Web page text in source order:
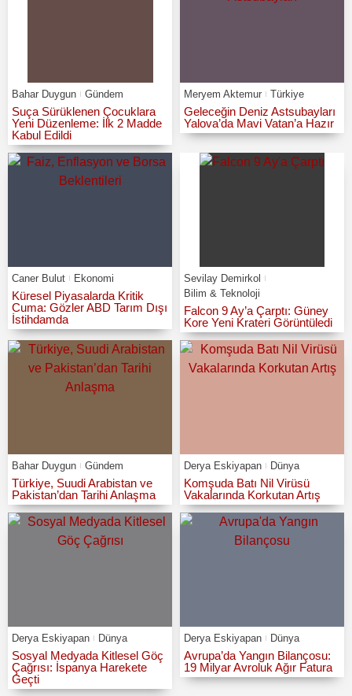
Bahar Duygun Gündem
Suça Sürüklenen Çocuklara
Yeni Düzenleme: İlk 2 Madde
Kabul Edildi
Meryem Aktemur Türkiye
Geleceğin Deniz Astsubayları
Yalova’da Mavi Vatan’a Hazır
Caner Bulut Ekonomi
Küresel Piyasalarda Kritik
Cuma: Gözler ABD Tarım Dışı
İstihdamda
Sevilay Demirkol
Bilim & Teknoloji
Falcon 9 Ay’a Çarptı: Güney
Kore Yeni Krateri Görüntüledi
Bahar Duygun Gündem
Türkiye, Suudi Arabistan ve
Pakistan’dan Tarihi Anlaşma
Derya Eskiyapan Dünya
Komşuda Batı Nil Virüsü
Vakalarında Korkutan Artış
Derya Eskiyapan Dünya
Sosyal Medyada Kitlesel Göç
Çağrısı: İspanya Harekete
Geçti
Derya Eskiyapan Dünya
Avrupa’da Yangın Bilançosu:
19 Milyar Avroluk Ağır Fatura